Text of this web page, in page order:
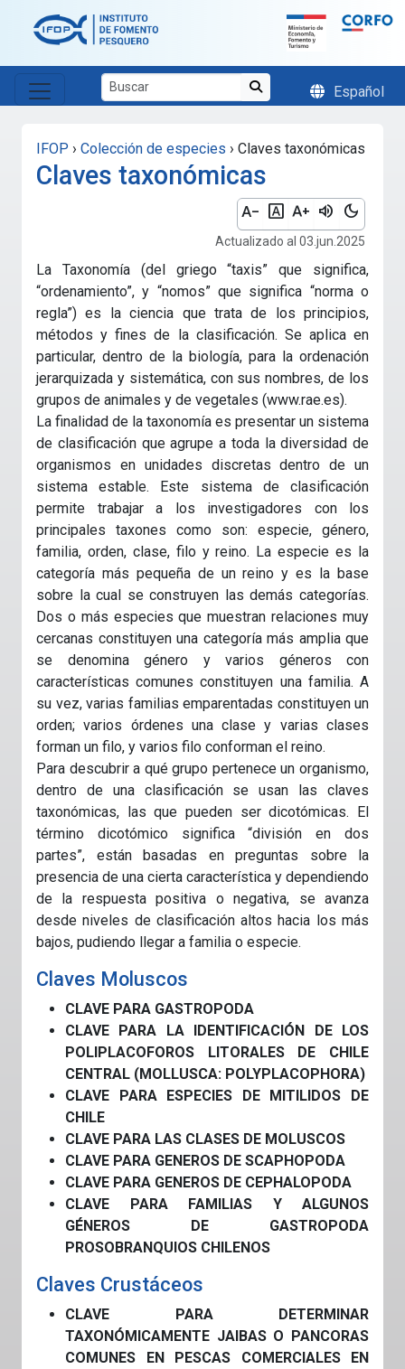
Español
IFOP › Colección de especies › Claves taxonómicas
Claves taxonómicas
text_decrease font_download text_increase volume_up dark_mode
Actualizado al 03.jun.2025
La Taxonomía (del griego “taxis” que significa,
“ordenamiento”, y “nomos” que significa “norma o
regla”) es la ciencia que trata de los principios,
métodos y fines de la clasificación. Se aplica en
particular, dentro de la biología, para la ordenación
jerarquizada y sistemática, con sus nombres, de los
grupos de animales y de vegetales (www.rae.es).
La finalidad de la taxonomía es presentar un sistema
de clasificación que agrupe a toda la diversidad de
organismos en unidades discretas dentro de un
sistema estable. Este sistema de clasificación
permite trabajar a los investigadores con los
principales taxones como son: especie, género,
familia, orden, clase, filo y reino. La especie es la
categoría más pequeña de un reino y es la base
sobre la cual se construyen las demás categorías.
Dos o más especies que muestran relaciones muy
cercanas constituyen una categoría más amplia que
se denomina género y varios géneros con
características comunes constituyen una familia. A
su vez, varias familias emparentadas constituyen un
orden; varios órdenes una clase y varias clases
forman un filo, y varios filo conforman el reino.
Para descubrir a qué grupo pertenece un organismo,
dentro de una clasificación se usan las claves
taxonómicas, las que pueden ser dicotómicas. El
término dicotómico significa “división en dos
partes”, están basadas en preguntas sobre la
presencia de una cierta característica y dependiendo
de la respuesta positiva o negativa, se avanza
desde niveles de clasificación altos hacia los más
bajos, pudiendo llegar a familia o especie.
Claves Moluscos
CLAVE PARA GASTROPODA
CLAVE PARA LA IDENTIFICACIÓN DE LOS
POLIPLACOFOROS LITORALES DE CHILE
CENTRAL (MOLLUSCA: POLYPLACOPHORA)
CLAVE PARA ESPECIES DE MITILIDOS DE
CHILE
CLAVE PARA LAS CLASES DE MOLUSCOS
CLAVE PARA GENEROS DE SCAPHOPODA
CLAVE PARA GENEROS DE CEPHALOPODA
CLAVE PARA FAMILIAS Y ALGUNOS
GÉNEROS DE GASTROPODA
PROSOBRANQUIOS CHILENOS
Claves Crustáceos
CLAVE PARA DETERMINAR
TAXONÓMICAMENTE JAIBAS O PANCORAS
COMUNES EN PESCAS COMERCIALES EN